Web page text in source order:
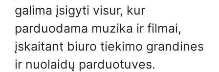
galima įsigyti visur, kur
parduodama muzika ir filmai,
įskaitant biuro tiekimo grandines
ir nuolaidų parduotuves.